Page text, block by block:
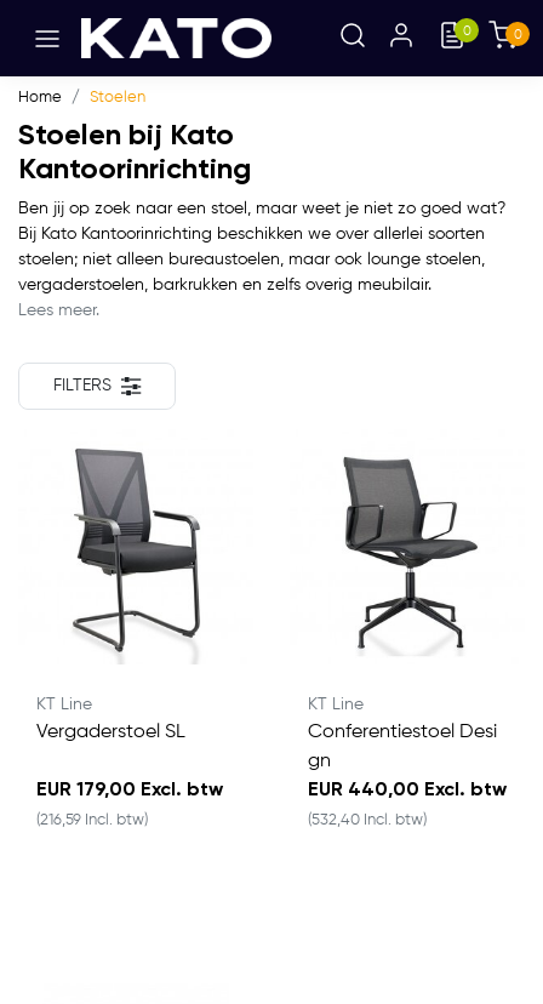
0 0
Home Stoelen
Stoelen bij Kato
Kantoorinrichting
Ben jij op zoek naar een stoel, maar weet je niet zo goed wat?
Bij Kato Kantoorinrichting beschikken we over allerlei soorten
stoelen; niet alleen bureaustoelen, maar ook lounge stoelen,
vergaderstoelen, barkrukken en zelfs overig meubilair.
Lees meer.
FILTERS
KT Line
Vergaderstoel SL
EUR 179,00 Excl. btw
(216,59 Incl. btw)
KT Line
Conferentiestoel Desi
gn
EUR 440,00 Excl. btw
(532,40 Incl. btw)